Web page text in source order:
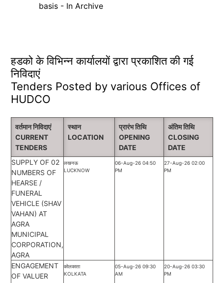
basis - In Archive
हडको के विभिन्न कार्यालयों द्वारा प्रकाशित की गई
निविदाएं
Tenders Posted by various Offices of
HUDCO
वर्तमान निविदाएं
CURRENT
TENDERS
स्थान
LOCATION
प्रारंभ तिथि
OPENING
DATE
अंतिम तिथि
CLOSING
DATE
SUPPLY OF 02
NUMBERS OF
HEARSE /
FUNERAL
VEHICLE (SHAV
VAHAN) AT
AGRA
MUNICIPAL
CORPORATION,
AGRA
लखनऊ
LUCKNOW
06-Aug-26 04:50
PM
27-Aug-26 02:00
PM
ENGAGEMENT
OF VALUER
कोलकाता
KOLKATA
05-Aug-26 09:30
AM
20-Aug-26 03:30
PM